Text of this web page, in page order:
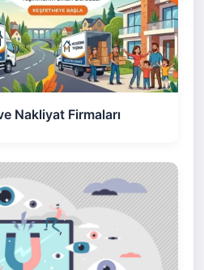
Nakliyat Firmaları